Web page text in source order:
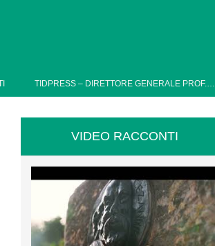
TIDPRESS – DIRETTORE GENERALE PROF.…
VIDEO RACCONTI